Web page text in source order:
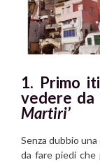
1. Primo
vedere da
Martiri’
Senza dubbio
da fare piedi che